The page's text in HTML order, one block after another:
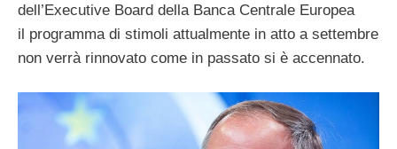
dell’Executive Board della Banca Centrale Europea
il programma di stimoli attualmente in atto a settembre
non verrà rinnovato come in passato si è accennato.